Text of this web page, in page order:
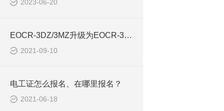
2023-06-20
EOCR-3DZ/3MZ升级为EOCR-3EZ
2021-09-10
电工证怎么报名、在哪里报名？
2021-06-18